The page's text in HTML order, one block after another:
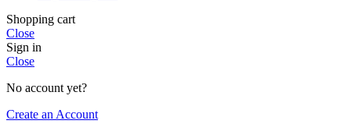
Shopping cart
Close
Sign in
Close
No account yet?
Create an Account